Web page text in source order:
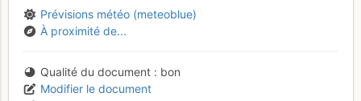
Prévisions météo (meteoblue)
À proximité de...
Qualité du document
bon
Modifier le document